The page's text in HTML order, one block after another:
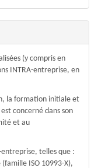
(y compris en
INTRA-entreprise, en
la formation initiale et
concerné dans son
et au
telles que :
ISO 10993-X),